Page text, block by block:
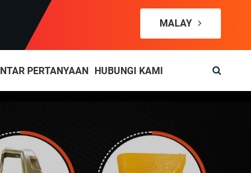
MALAY
PERTANYAAN HUBUNGI KAMI